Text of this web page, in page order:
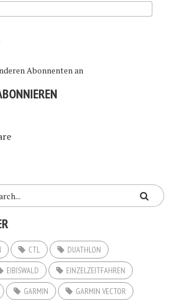
Abonnenten an
CTL
DUATHLON
EIBISWALD
EINZELZEITFAHREN
GARMIN
GARMIN VECTOR